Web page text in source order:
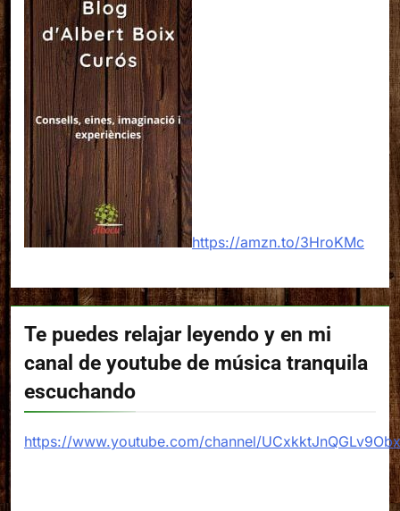
https://amzn.to/3HroKMc
Te puedes relajar leyendo y en mi
canal de youtube de música tranquila
escuchando
https://www.youtube.com/channel/